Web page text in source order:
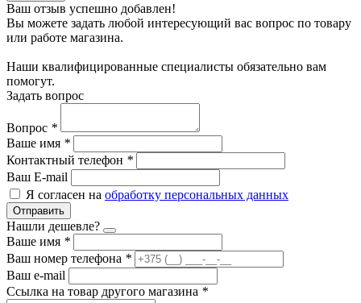
Ваш отзыв успешно добавлен!
Вы можете задать любой интересующий вас вопрос по товару
или работе магазина.
Наши квалифицированные специалисты обязательно вам
помогут.
Задать вопрос
Вопрос *
Ваше имя *
Контактный телефон *
Ваш E-mail
Я согласен на обработку персональных данных
Отправить
Нашли дешевле?
Ваше имя *
Ваш номер телефона *
Ваш e-mail
Ссылка на товар другого магазина *